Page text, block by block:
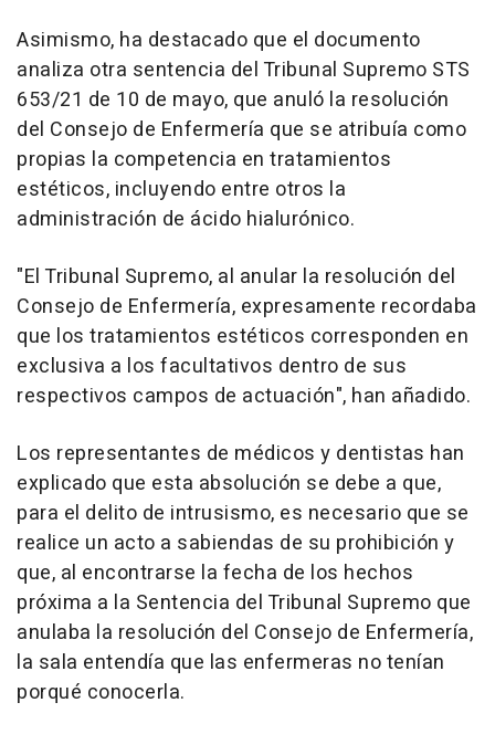
Asimismo, ha destacado que el documento
analiza otra sentencia del Tribunal Supremo STS
653/21 de 10 de mayo, que anuló la resolución
del Consejo de Enfermería que se atribuía como
propias la competencia en tratamientos
estéticos, incluyendo entre otros la
administración de ácido hialurónico.
"El Tribunal Supremo, al anular la resolución del
Consejo de Enfermería, expresamente recordaba
que los tratamientos estéticos corresponden en
exclusiva a los facultativos dentro de sus
respectivos campos de actuación", han añadido.
Los representantes de médicos y dentistas han
explicado que esta absolución se debe a que,
para el delito de intrusismo, es necesario que se
realice un acto a sabiendas de su prohibición y
que, al encontrarse la fecha de los hechos
próxima a la Sentencia del Tribunal Supremo que
anulaba la resolución del Consejo de Enfermería,
la sala entendía que las enfermeras no tenían
porqué conocerla.